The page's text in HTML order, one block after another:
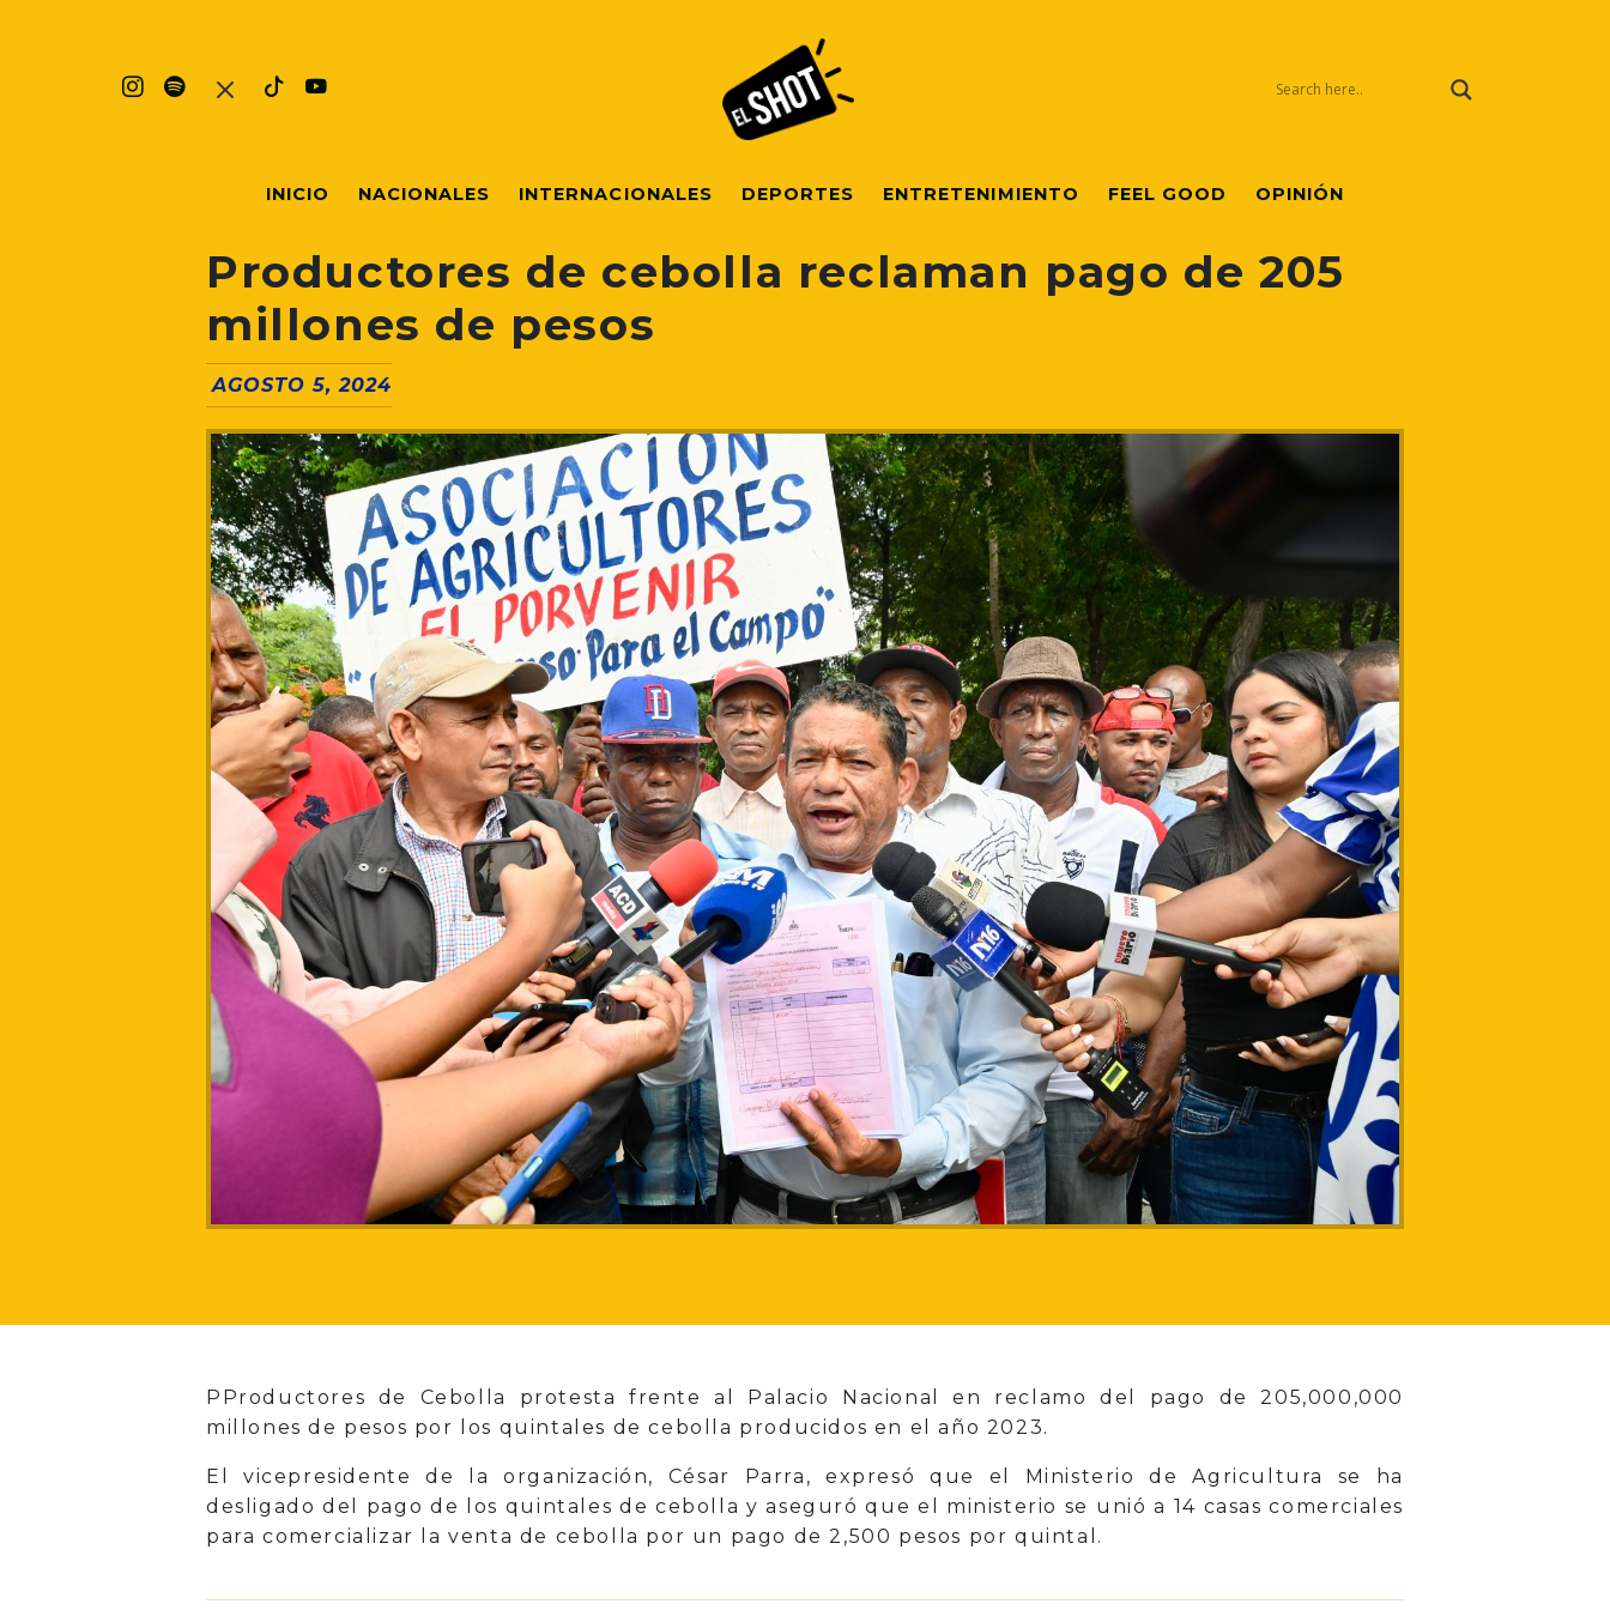
INICIO NACIONALES INTERNACIONALES DEPORTES ENTRETENIMIENTO FEEL GOOD OPINIÓN
Productores de cebolla reclaman pago de 205
millones de pesos
AGOSTO 5, 2024
PProductores de Cebolla protesta frente al Palacio Nacional en reclamo del pago de 205,000,000
millones de pesos por los quintales de cebolla producidos en el año 2023.
El vicepresidente de la organización, César Parra, expresó que el Ministerio de Agricultura se ha
desligado del pago de los quintales de cebolla y aseguró que el ministerio se unió a 14 casas comerciales
para comercializar la venta de cebolla por un pago de 2,500 pesos por quintal.